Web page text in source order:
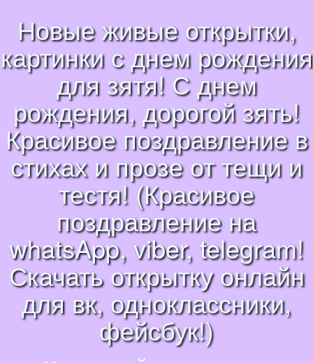
Новые живые открытки,
картинки с днем рождения
для зятя! С днем
рождения, дорогой зять!
Красивое поздравление в
стихах и прозе от тещи и
тестя! (Красивое
поздравление на
whatsApp, viber, telegram!
Скачать открытку онлайн
для вк, одноклассники,
фейсбук!)